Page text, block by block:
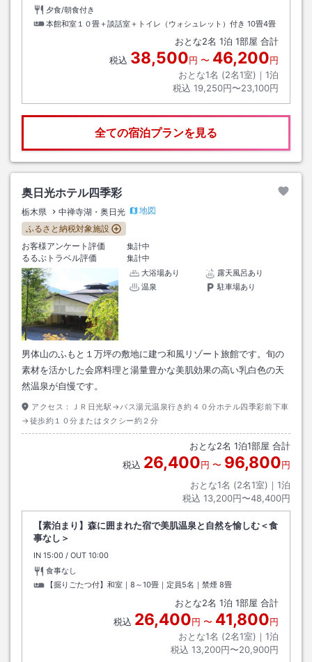
夕食/朝食付き
本館和室１０畳＋談話室＋トイレ（ウォシュレット）付き 10畳4畳
おとな2名 1泊 1部屋 合計
税込 38,500円 〜 46,200円
おとな1名 (2名1室)｜ 1泊
税込 19,250円〜23,100円
全ての宿泊プランを見る
奥日光ホテル四季彩
栃木県 中禅寺湖・奥日光
地図
ふるさと納税対象施設
お客様アンケート評価
集計中
るるぶトラベル評価
集計中
大浴場あり
露天風呂あり
温泉
駐車場あり
男体山のふもと１万坪の敷地に建つ和風リゾート旅館です。旬の
素材を活かした会席料理と湯量豊かな美肌効果の高い乳白色の天
然温泉が自慢です。
アクセス：
ＪＲ日光駅→バス湯元温泉行き約４０分ホテル四季彩前下車
→徒歩約１０分またはタクシー約２分
おとな2名 1泊1部屋 合計
税込 26,400円 〜 96,800円
おとな1名 (2名1室)｜ 1泊
税込 13,200円〜48,400円
【素泊まり】森に囲まれた宿で美肌温泉と自然を愉しむ＜食
事なし＞
IN チェックイン
15:00 / OUT チェックアウト
10:00
食事なし
【掘りごたつ付】和室｜8～10畳｜定員5名｜禁煙 8畳
おとな2名 1泊 1部屋 合計
税込 26,400円 〜 41,800円
おとな1名 (2名1室)｜ 1泊
税込 13,200円〜20,900円